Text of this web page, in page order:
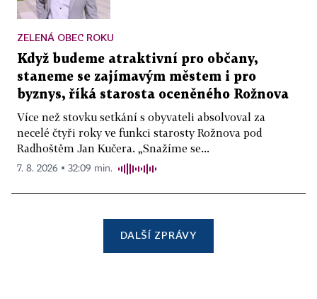
ZELENÁ OBEC ROKU
Když budeme atraktivní pro občany,
staneme se zajímavým městem i pro
byznys, říká starosta oceněného Rožnova
Více než stovku setkání s obyvateli absolvoval za
necelé čtyři roky ve funkci starosty Rožnova pod
Radhoštěm Jan Kučera. „Snažíme se...
7. 8. 2026 ▪ 32:09 min.
DALŠÍ ZPRÁVY